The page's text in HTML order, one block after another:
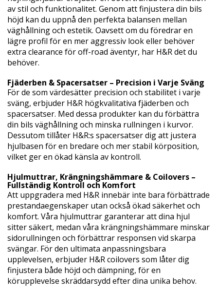
av stil och funktionalitet. Genom att finjustera din bils
höjd kan du uppnå den perfekta balansen mellan
väghållning och estetik. Oavsett om du föredrar en
lägre profil för en mer aggressiv look eller behöver
extra clearance för off-road äventyr, har H&R det du
behöver.
Fjäderben & Spacersatser – Precision i Varje Sväng
För de som värdesätter precision och stabilitet i varje
sväng, erbjuder H&R högkvalitativa fjäderben och
spacersatser. Med dessa produkter kan du förbättra
din bils väghållning och minska rullningen i kurvor.
Dessutom tillåter H&R:s spacersatser dig att justera
hjulbasen för en bredare och mer stabil körposition,
vilket ger en ökad känsla av kontroll.
Hjulmuttrar, Krängningshämmare & Coilovers –
Fullständig Kontroll och Komfort
Att uppgradera med H&R innebär inte bara förbättrade
prestandaegenskaper utan också ökad säkerhet och
komfort. Våra hjulmuttrar garanterar att dina hjul
sitter säkert, medan våra krängningshämmare minskar
sidorullningen och förbättrar responsen vid skarpa
svängar. För den ultimata anpassningsbara
upplevelsen, erbjuder H&R coilovers som låter dig
finjustera både höjd och dämpning, för en
körupplevelse skräddarsydd efter dina unika behov.